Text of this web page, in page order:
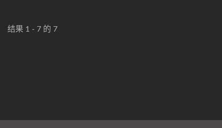
结果 1 - 7 的 7